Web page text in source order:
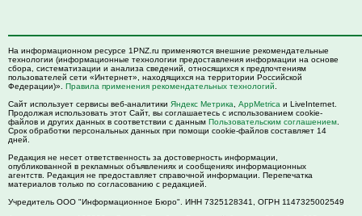
На информационном ресурсе 1PNZ.ru применяются внешние рекомендательные
технологии (информационные технологии предоставления информации на основе
сбора, систематизации и анализа сведений, относящихся к предпочтениям
пользователей сети «Интернет», находящихся на территории Российской
Федерации)». Правила применения рекомендательных технологий
Сайт использует сервисы веб-аналитики Яндекс Метрика AppMetrica и LiveInternet.
Продолжая использовать этот Сайт, вы соглашаетесь с использованием cookie-
файлов и других данных в соответствии с данным Пользовательским соглашением
Срок обработки персональных данных при помощи cookie-файлов составляет 14
дней.
Редакция не несет ответственность за достоверность информации,
опубликованной в рекламных объявлениях и сообщениях информационных
агентств. Редакция не предоставляет справочной информации. Перепечатка
материалов только по согласованию с редакцией.
Учредитель ООО "Информационное Бюро". ИНН 7325128341, ОГРН 1147325002549